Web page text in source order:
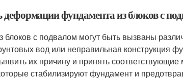
фундамента из блоков с
с подвалом могут быть вызваны
вод или неправильная конструкция
их причину и принять
стабилизируют фундамент и